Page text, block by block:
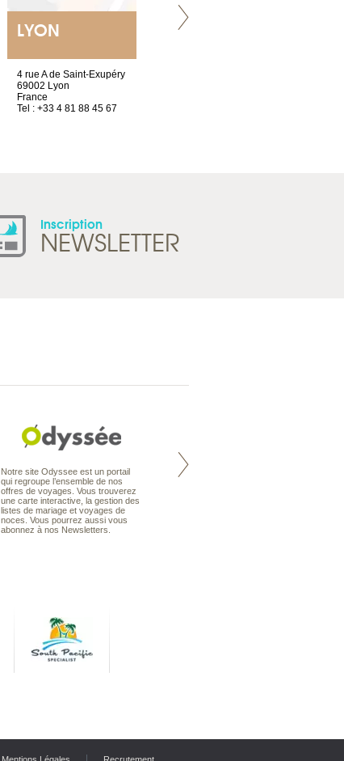
LYON
4 rue A de Saint-Exupéry
69002 Lyon
France
Tel : +33 4 81 88 45 67
Inscription
NEWSLETTER
Notre site Odyssee est un portail
qui regroupe l’ensemble de nos
offres de voyages. Vous trouverez
une carte interactive, la gestion des
listes de mariage et voyages de
noces. Vous pourrez aussi vous
abonnez à nos Newsletters.
Nouvelle-Zélande à la carte
organise votre séjour en Nouvelle-